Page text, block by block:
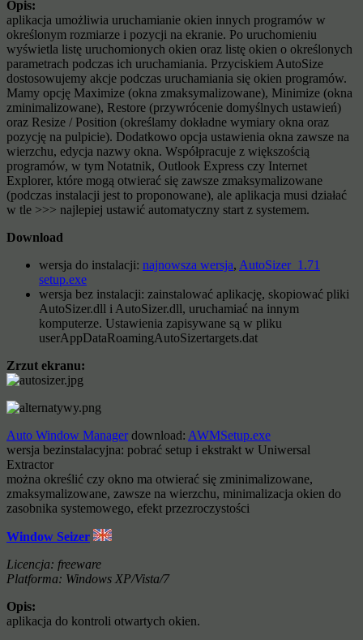
Opis:
aplikacja umożliwia uruchamianie okien innych programów w
określonym rozmiarze i pozycji na ekranie. Po uruchomieniu
wyświetla listę uruchomionych okien oraz listę okien o określonych
parametrach podczas ich uruchamiania. Przyciskiem AutoSize
dostosowujemy akcje podczas uruchamiania się okien programów.
Mamy opcję Maximize (okna zmaksymalizowane), Minimize (okna
zminimalizowane), Restore (przywrócenie domyślnych ustawień)
oraz Resize / Position (określamy dokładne wymiary okna oraz
pozycję na pulpicie). Dodatkowo opcja ustawienia okna zawsze na
wierzchu, edycja nazwy okna. Współpracuje z większością
programów, w tym Notatnik, Outlook Express czy Internet
Explorer, które mogą otwierać się zawsze zmaksymalizowane
(podczas instalacji jest to proponowane), ale aplikacja musi działać
w tle >>> najlepiej ustawić automatyczny start z systemem.
Download
wersja do instalacji: najnowsza wersja, AutoSizer_1.71
setup.exe
wersja bez instalacji: zainstalować aplikację, skopiować pliki
AutoSizer.dll i AutoSizer.dll, uruchamiać na innym
komputerze. Ustawienia zapisywane są w pliku
userAppDataRoamingAutoSizertargets.dat
Zrzut ekranu:
Auto Window Managerdownload: AWMSetup.exe
wersja bezinstalacyjna: pobrać setup i ekstrakt w Uniwersal
Extractor
można określić czy okno ma otwierać się zminimalizowane,
zmaksymalizowane, zawsze na wierzchu, minimalizacja okien do
zasobnika systemowego, efekt przezroczystości
Window Seizer
Licencja: freeware
Platforma: Windows XP/Vista/7
Opis:
aplikacja do kontroli otwartych okien.